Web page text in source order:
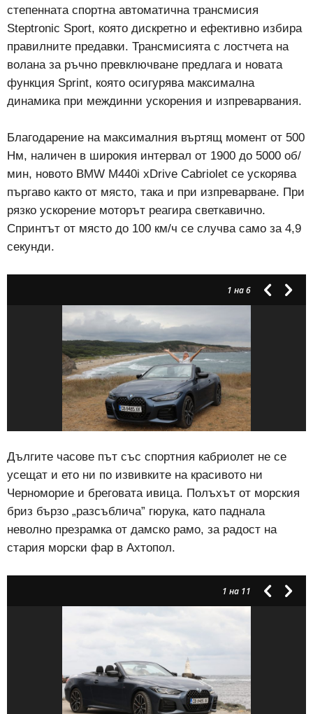
степенната спортна автоматична трансмисия
Steptronic Sport, която дискретно и ефективно избира
правилните предавки. Трансмисията с лостчета на
волана за ръчно превключване предлага и новата
функция Sprint, която осигурява максимална
динамика при междинни ускорения и изпреварвания.
Благодарение на максималния въртящ момент от 500
Нм, наличен в широкия интервал от 1900 до 5000 об/
мин, новото BMW M440i xDrive Cabriolet се ускорява
пъргаво както от място, така и при изпреварване. При
рязко ускорение моторът реагира светкавично.
Спринтът от място до 100 км/ч се случва само за 4,9
секунди.
1 на 6
Дългите часове път със спортния кабриолет не се
усещат и ето ни по извивките на красивото ни
Черноморие и бреговата ивица. Полъхът от морския
бриз бързо „разсъблича” гюрука, като паднала
неволно презрамка от дамско рамо, за радост на
стария морски фар в Ахтопол.
1 на 11